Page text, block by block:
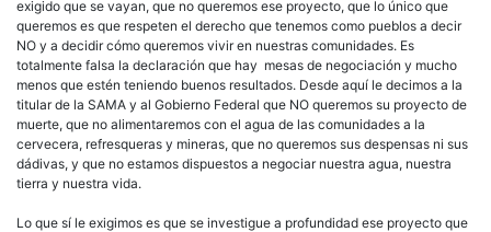
exigido que se vayan, que no queremos ese proyecto, que lo único que
queremos es que respeten el derecho que tenemos como pueblos a decir
NO y a decidir cómo queremos vivir en nuestras comunidades. Es
totalmente falsa la declaración que hay mesas de negociación y mucho
menos que estén teniendo buenos resultados. Desde aquí le decimos a la
titular de la SAMA y al Gobierno Federal que NO queremos su proyecto de
muerte, que no alimentaremos con el agua de las comunidades a la
cervecera, refresqueras y mineras, que no queremos sus despensas ni sus
dádivas, y que no estamos dispuestos a negociar nuestra agua, nuestra
tierra y nuestra vida.
Lo que sí le exigimos es que se investigue a profundidad ese proyecto que